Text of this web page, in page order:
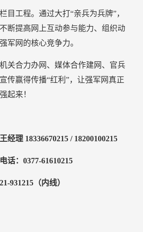
目工程。通过大打“亲兵为兵牌”，
断提高网上互动参与能力、组织动
军网的核心竞争力。
关合力办网、媒体合作建网、官兵
传赢得传播“红利”，让强军网真正
起来！
经理 18336670215 / 18200100215
话：0377-61610215
931215（内线）